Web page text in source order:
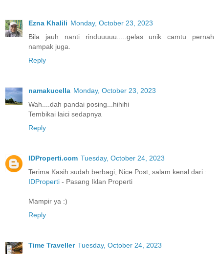
Ezna Khalili Monday, October 23, 2023
Bila jauh nanti rinduuuuu.....gelas unik camtu pernah
nampak juga.
Reply
namakucella Monday, October 23, 2023
Wah....dah pandai posing...hihihi
Tembikai laici sedapnya
Reply
IDProperti.com Tuesday, October 24, 2023
Terima Kasih sudah berbagi, Nice Post, salam kenal dari :
IDProperti - Pasang Iklan Properti
Mampir ya :)
Reply
Time Traveller Tuesday, October 24, 2023